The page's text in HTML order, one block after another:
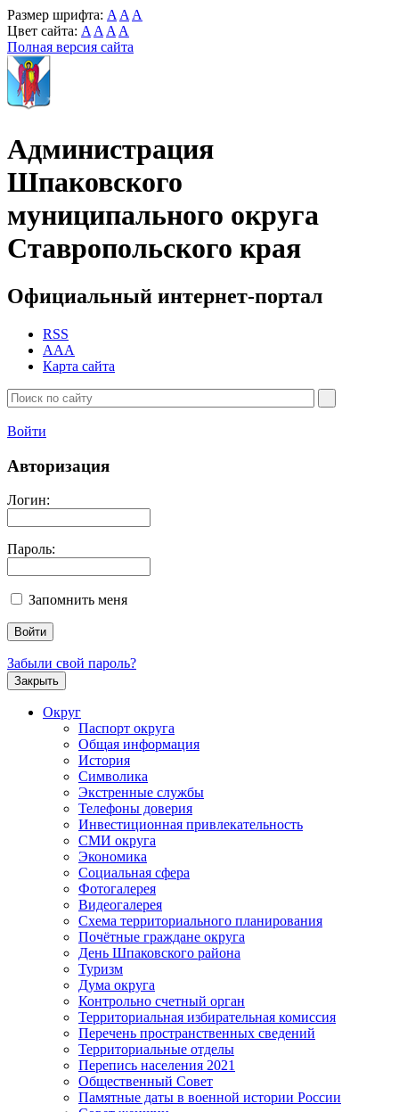
Размер шрифта: A A A
Цвет сайта: A A A A
Полная версия сайта
Администрация
Шпаковского
муниципального округа
Ставропольского края
Официальный интернет-портал
RSS
AAA
Карта сайта
Войти
Авторизация
Логин:
Пароль:
Запомнить меня
Забыли свой пароль?
Закрыть
Округ
Паспорт округа
Общая информация
История
Символика
Экстренные службы
Телефоны доверия
Инвестиционная привлекательность
СМИ округа
Экономика
Социальная сфера
Фотогалерея
Видеогалерея
Схема территориального планирования
Почётные граждане округа
День Шпаковского района
Туризм
Дума округа
Контрольно счетный орган
Территориальная избирательная комиссия
Перечень пространственных сведений
Территориальные отделы
Перепись населения 2021
Общественный Совет
Памятные даты в военной истории России